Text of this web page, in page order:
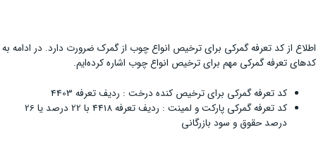
اطلاع از کد تعرفه گمرکی برای ترخیص انواع چوب از گمرک ضرورت دارد. در ادامه به
کدهای تعرفه گمرکی مهم برای ترخیص انواع چوب اشاره کرده‌ایم.
کد تعرفه گمرکی برای ترخیص کنده درخت : ردیف تعرفه 4403
کد تعرفه گمرکی پارکت و لمینت : ردیف تعرفه 4418 با 22 درصد یا 26
درصد حقوق و سود بازرگانی